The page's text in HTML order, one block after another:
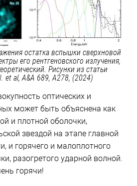
остатка вспышки сверхновой
его рентгеновского излучения,
Рисунки из статьи
et al, A&A 689, A278, (2024)
оптических и
может быть объяснена как
и плотной оболочки,
звездой на этапе главной
и горячего и малоплотного
разогретого ударной волной.
горячи!